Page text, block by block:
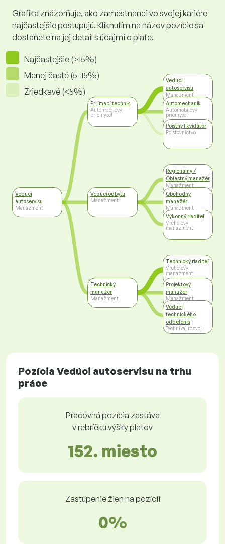
Grafika znázorňuje, ako zamestnanci vo svojej kariére
najčastejšie postupujú. Kliknutím na názov pozície sa
dostanete na jej detail s údajmi o plate.
Najčastejšie (>15%)
Menej časté (5-15%)
Zriedkavé (<5%)
Vedúci
autoservisu
Manažment
Prijímací technik
Automobilový
priemysel
Vedúci odbytu
Manažment
Technický
manažér
Manažment
Vedúci
autoservisu
Manažment
Automechanik
Automobilový
priemysel
Poistný likvidátor
Poisťovníctvo
Regionálny /
Oblastný manažér
Manažment
Obchodný
manažér
Manažment
Výkonný riaditeľ
Vrcholový
manažment
Technický riaditeľ
Vrcholový
manažment
Projektový
manažér
Manažment
Vedúci
technického
oddelenia
Technika, rozvoj
Pozícia Vedúci autoservisu na trhu
práce
Pracovná pozícia zastáva
v rebríčku výšky platov
152. miesto
Zastúpenie žien na pozícii
0%